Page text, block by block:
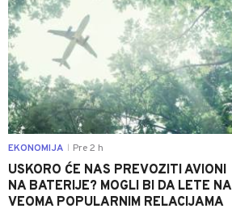
EKONOMIJA Pre 2 h
USKORO ĆE NAS PREVOZITI AVIONI
NA BATERIJE? MOGLI BI DA LETE NA
VEOMA POPULARNIM RELACIJAMA